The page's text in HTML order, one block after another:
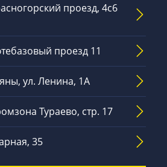
проезд, 4с6
проезд 11
ул. Ленина, 1А
Тураево, стр. 17
35